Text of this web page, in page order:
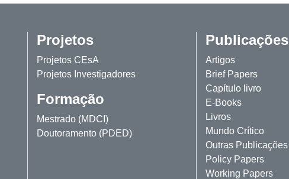
Projetos
Projetos CEsA
Projetos Investigadores
Formação
Mestrado (MDCI)
Doutoramento (PDED)
Publicações
Artigos
Brief Papers
Capítulo livro
E-Books
Livros
Mundo Crítico
Outras Publicações
Policy Papers
Working Papers